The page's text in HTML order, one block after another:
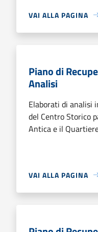
VAI ALLA PAGINA
Piano di
Analisi
Elaborati di analisi
del Centro Storico
Antica e il
VAI ALLA PAGINA